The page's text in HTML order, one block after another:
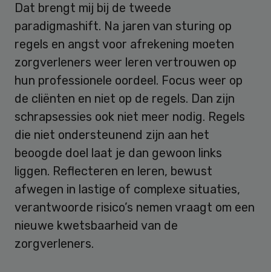
Dat brengt mij bij de tweede
paradigmashift. Na jaren van sturing op
regels en angst voor afrekening moeten
zorgverleners weer leren vertrouwen op
hun professionele oordeel. Focus weer op
de cliënten en niet op de regels. Dan zijn
schrapsessies ook niet meer nodig. Regels
die niet ondersteunend zijn aan het
beoogde doel laat je dan gewoon links
liggen. Reflecteren en leren, bewust
afwegen in lastige of complexe situaties,
verantwoorde risico’s nemen vraagt om een
nieuwe kwetsbaarheid van de
zorgverleners.